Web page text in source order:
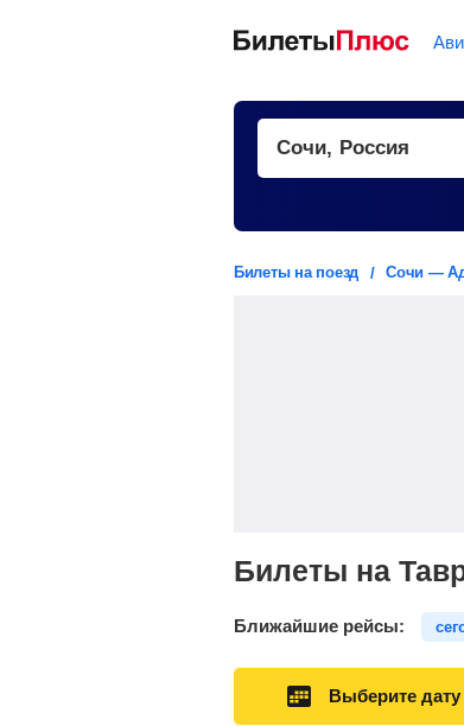
Билеты на поезд Сочи —
Билеты на
Ближайшие рейсы:
Выберите дату